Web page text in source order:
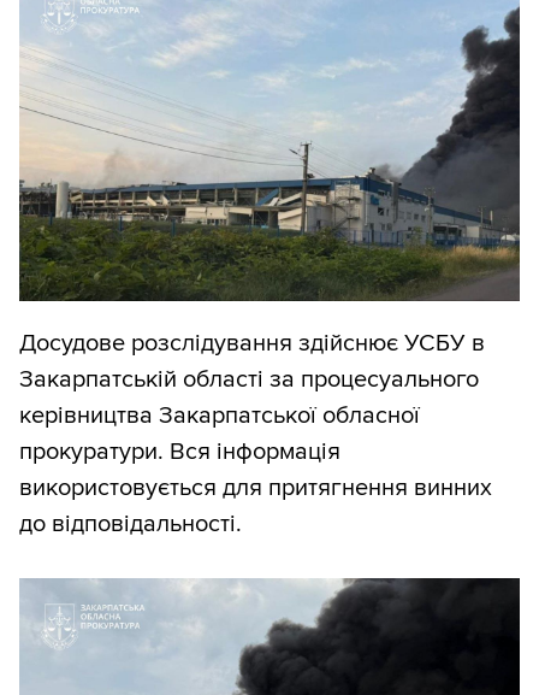
Досудове розслідування здійснює УСБУ в
Закарпатській області за процесуального
керівництва Закарпатської обласної
прокуратури. Вся інформація
використовується для притягнення винних
до відповідальності.